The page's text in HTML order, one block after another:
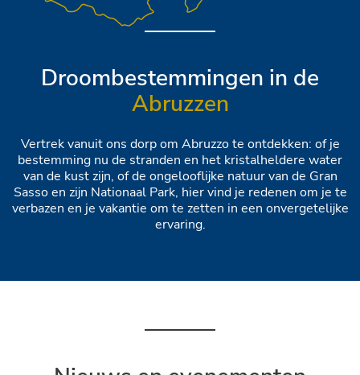
Droombestemmingen in de
Abruzzen
Vertrek vanuit ons dorp om Abruzzo te ontdekken: of je
bestemming nu de stranden en het kristalheldere water
van de kust zijn, of de ongelooflijke natuur van de Gran
Sasso en zijn Nationaal Park, hier vind je redenen om je te
verbazen en je vakantie om te zetten in een onvergetelijke
ervaring.